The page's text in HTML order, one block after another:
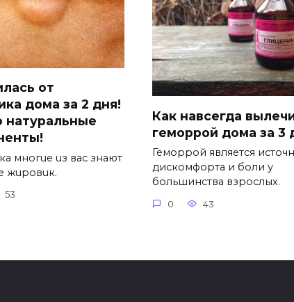
от
дома за 2 дня!
натуральные
многue uз вас знают
жuровuк.
53
Как навсегда
геморрой дома за 3
Геморрой является
дискомфорта и боли у
большинства взрослых.
0 43